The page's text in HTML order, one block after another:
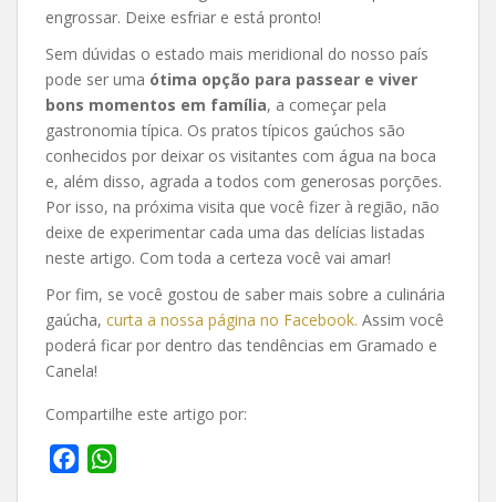
engrossar. Deixe esfriar e está pronto!
Sem dúvidas o estado mais meridional do nosso país
pode ser uma ótima opção para passear e viver
bons momentos em família, a começar pela
gastronomia típica. Os pratos típicos gaúchos são
conhecidos por deixar os visitantes com água na boca
e, além disso, agrada a todos com generosas porções.
Por isso, na próxima visita que você fizer à região, não
deixe de experimentar cada uma das delícias listadas
neste artigo. Com toda a certeza você vai amar!
Por fim, se você gostou de saber mais sobre a culinária
gaúcha, curta a nossa página no Facebook. Assim você
poderá ficar por dentro das tendências em Gramado e
Canela!
Compartilhe este artigo por: